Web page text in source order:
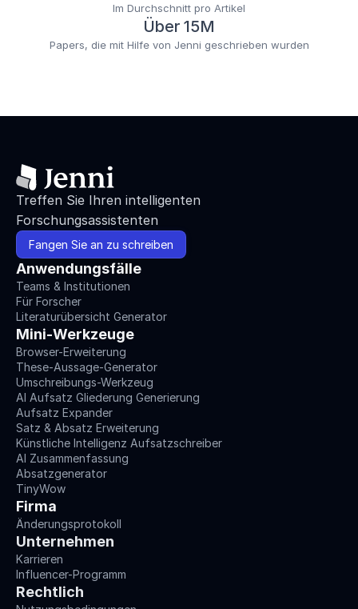
Im Durchschnitt pro Artikel
Über 15M
Papers, die mit Hilfe von Jenni geschrieben wurden
Treffen Sie Ihren intelligenten
Forschungsassistenten
Fangen Sie an zu schreiben
Anwendungsfälle
Teams & Institutionen
Für Forscher
Literaturübersicht Generator
Mini-Werkzeuge
Browser-Erweiterung
These-Aussage-Generator
Umschreibungs-Werkzeug
AI Aufsatz Gliederung Generierung
Aufsatz Expander
Satz & Absatz Erweiterung
Künstliche Intelligenz Aufsatzschreiber
AI Zusammenfassung
Absatzgenerator
TinyWow
Firma
Änderungsprotokoll
Unternehmen
Karrieren
Influencer-Programm
Rechtlich